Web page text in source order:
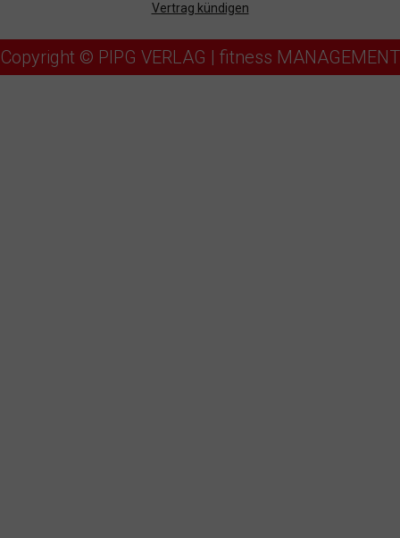
Vertrag kündigen
Copyright © PIPG VERLAG | fitness MANAGEMENT